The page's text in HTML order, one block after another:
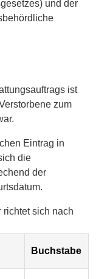
und der
ist
zum
Eintrag in
die
der
sich nach
Buchstabe